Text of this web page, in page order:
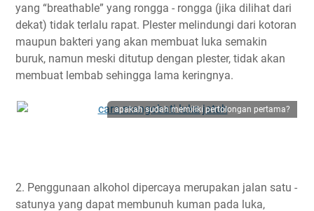
yang “breathable” yang rongga - rongga (jika dilihat dari
dekat) tidak terlalu rapat. Plester melindungi dari kotoran
maupun bakteri yang akan membuat luka semakin
buruk, namun meski ditutup dengan plester, tidak akan
membuat lembab sehingga lama keringnya.
apakah sudah memiliki pertolongan pertama?
2. Penggunaan alkohol dipercaya merupakan jalan satu -
satunya yang dapat membunuh kuman pada luka,